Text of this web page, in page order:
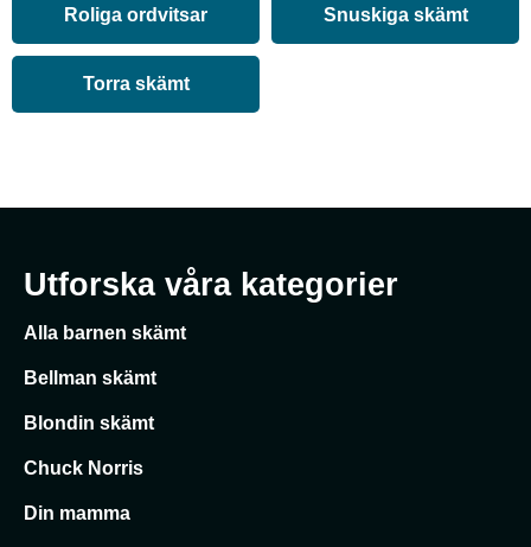
Roliga ordvitsar Snuskiga skämt
Torra skämt
Utforska våra kategorier
Alla barnen skämt
Bellman skämt
Blondin skämt
Chuck Norris
Din mamma